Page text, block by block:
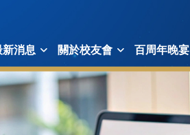
消息 關於校友會 百周年晚宴